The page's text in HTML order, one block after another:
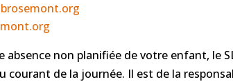
absence non planifiée de votre enfant, le
courant de la journée. Il est de la